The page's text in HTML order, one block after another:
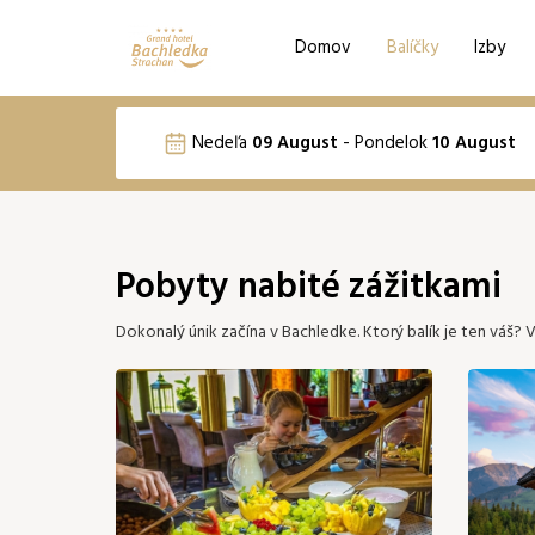
Domov Balíčky Izby
Nedeľa 09 August - Pondelok10 August
Po Ut St Št Pi
03 04 05 06 07
10
203 €
11
194 €
12
176 €
13
185 €
14
203 €
17 18 19 20
Pobyty nabité zážitkami
Dokonalý únik začína v Bachledke. Ktorý balík je ten
Voľba jazyka
EN PL